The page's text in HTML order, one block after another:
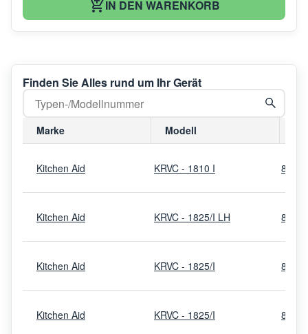
IN DEN WARENKORB
Finden Sie Alles rund um Ihr Gerät
Marke Modell
Kitchen Aid KRVC - 1810 I
Kitchen Aid KRVC - 1825/I LH
Kitchen Aid KRVC - 1825/I
Kitchen Aid KRVC - 1825/I